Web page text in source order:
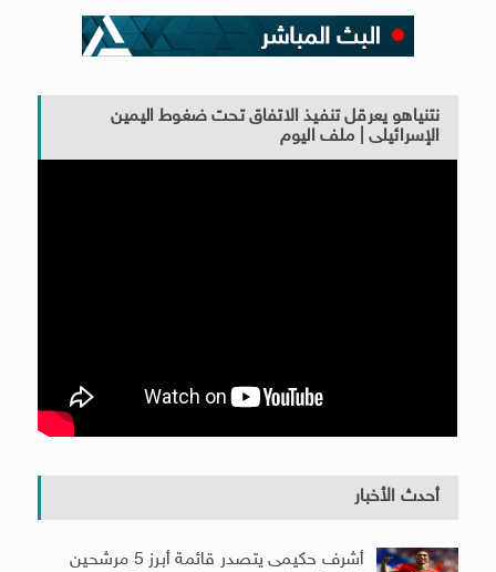
نتنياهو يعرقل تنفيذ الاتفاق تحت ضغوط اليمين
الإسرائيلى | ملف اليوم
أحدث الأخبار
أشرف حكيمى يتصدر قائمة أبرز 5 مرشحين